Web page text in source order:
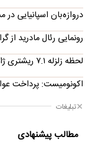
دروازه‌بان اسپانیایی
رونمایی رئال مادرید از
لحظه زلزله ۷.۱ ریشتری ژاپن در یک اتاق عمل جراحی
اکونومیست: پرداخت
تبلیغات
مطالب پیشنهادی